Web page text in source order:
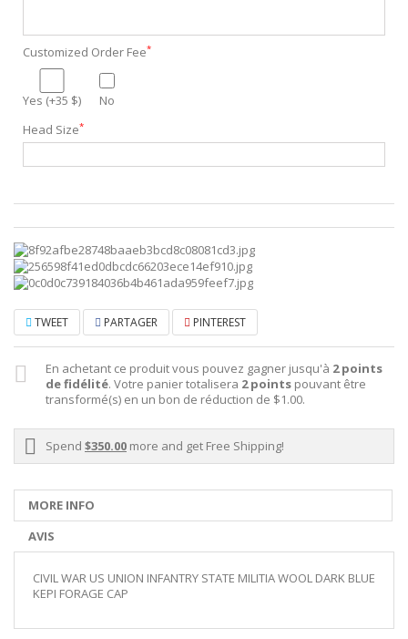
Customized Order Fee*
Yes (+35 $)
No
Head Size*
TWEET PARTAGER PINTEREST
En achetant ce produit vous pouvez gagner jusqu'à 2points
de fidélité. Votre panier totalisera 2points pouvant être
transformé(s) en un bon de réduction de $1.00.
Spend $350.00 more and get Free Shipping!
MORE INFO
AVIS
CIVIL WAR US UNION INFANTRY STATE MILITIA WOOL DARK BLUE
KEPI FORAGE CAP